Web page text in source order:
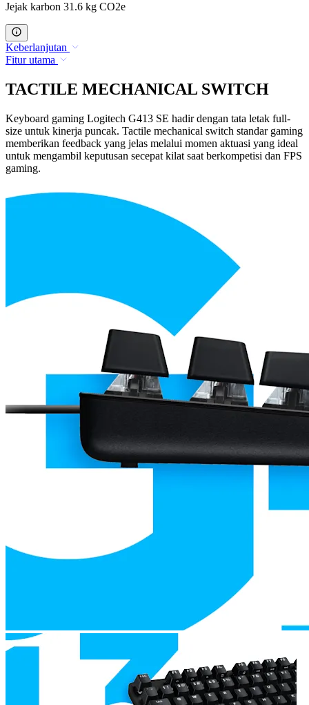
Jejak karbon 31.6 kg CO2e
Keberlanjutan
Fitur utama
TACTILE MECHANICAL SWITCH
Keyboard gaming Logitech G413 SE hadir dengan tata letak full-
size untuk kinerja puncak. Tactile mechanical switch standar gaming
memberikan feedback yang jelas melalui momen aktuasi yang ideal
untuk mengambil keputusan secepat kilat saat berkompetisi dan FPS
gaming.